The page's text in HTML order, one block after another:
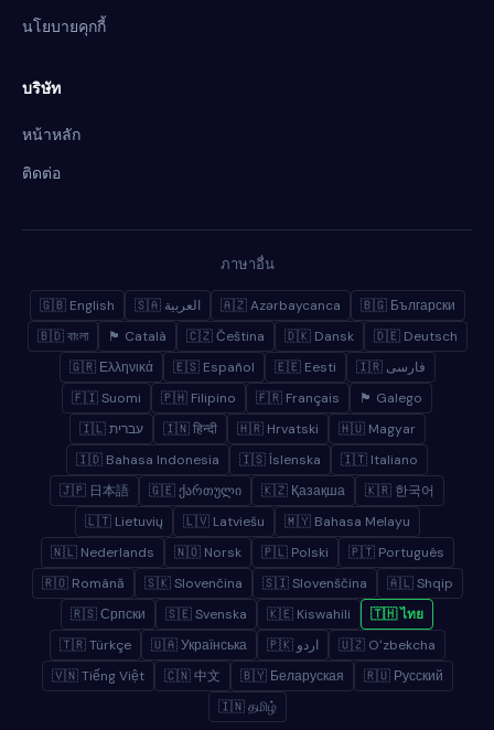
นโยบายคุกกี้
บริษัท
หน้าหลัก
ติดต่อ
ภาษาอื่น
🇬🇧 English 🇸🇦 العربية 🇦🇿 Azərbaycanca
🇧🇬 Български
🇧🇩 বাংলা
🏴 Català 🇨🇿 Čeština 🇩🇰 Dansk
🇩🇪 Deutsch
🇬🇷 Ελληνικά
🇪🇸 Español 🇪🇪 Eesti
🇮🇷 فارسی
🇫🇮 Suomi
🇵🇭 Filipino 🇫🇷 Français
🏴 Galego
🇮🇱 עברית
🇮🇳 हिन्दी 🇭🇷 Hrvatski
🇭🇺 Magyar
🇮🇩 Bahasa Indonesia
🇮🇸 Íslenska
🇮🇹 Italiano
🇯🇵 日本語
🇬🇪 ქართული 🇰🇿 Қазақша
🇰🇷 한국어
🇱🇹 Lietuvių
🇱🇻 Latviešu
🇲🇾 Bahasa Melayu
🇳🇱 Nederlands
🇳🇴 Norsk 🇵🇱 Polski
🇵🇹 Português
🇷🇴 Română
🇸🇰 Slovenčina 🇸🇮 Slovenščina
🇦🇱 Shqip
🇷🇸 Српски
🇸🇪 Svenska 🇰🇪 Kiswahili
🇹🇭 ไทย
🇹🇷 Türkçe
🇺🇦 Українська 🇵🇰 اردو
🇺🇿 Oʻzbekcha
🇻🇳 Tiếng Việt
🇨🇳 中文 🇧🇾 Беларуская
🇷🇺 Русский
🇮🇳 தமிழ்